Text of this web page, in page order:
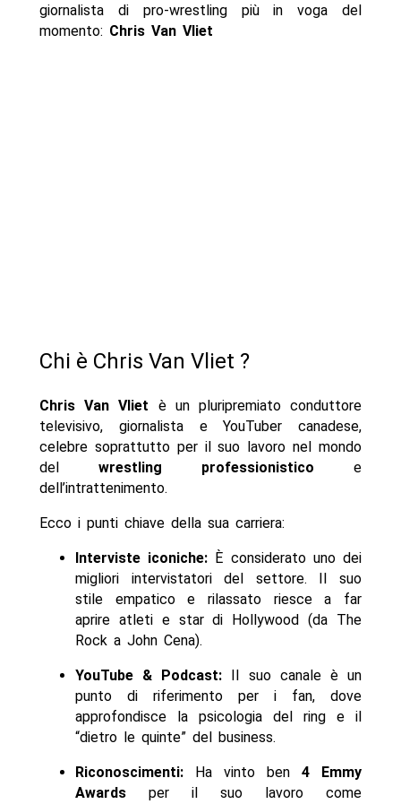
giornalista di pro-wrestling più in voga del
momento: Chris Van Vliet
Chi è Chris Van Vliet ?
Chris Van Vliet è un pluripremiato conduttore
televisivo, giornalista e YouTuber canadese,
celebre soprattutto per il suo lavoro nel mondo
del wrestling professionistico e
dell’intrattenimento.
Ecco i punti chiave della sua carriera:
Interviste iconiche: È considerato uno dei
migliori intervistatori del settore. Il suo
stile empatico e rilassato riesce a far
aprire atleti e star di Hollywood (da The
Rock a John Cena).
YouTube & Podcast: Il suo canale è un
punto di riferimento per i fan, dove
approfondisce la psicologia del ring e il
“dietro le quinte” del business.
Riconoscimenti:Ha vinto ben4 Emmy
Awardsper il suo lavoro come